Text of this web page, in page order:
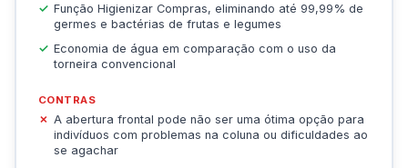
Função Higienizar Compras, eliminando até 99,99% de
germes e bactérias de frutas e legumes
Economia de água em comparação com o uso da
torneira convencional
CONTRAS
A abertura frontal pode não ser uma ótima opção para
indivíduos com problemas na coluna ou dificuldades ao
se agachar